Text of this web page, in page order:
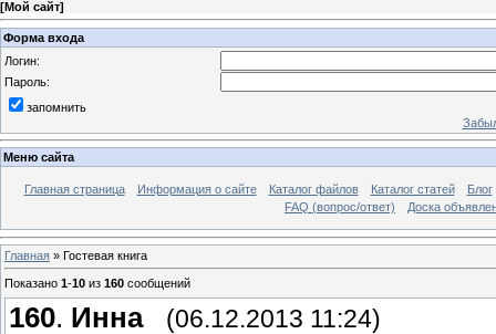
[Мой сайт]
Форма входа
Логин:
Пароль:
запомнить
Меню сайта
Главная страница Информация о сайте Каталог файлов Каталог статей
Блог
FAQ (вопрос/ответ)
Доска
Главная » Гостевая книга
Показано 1-10 из 160 сообщений
160. Инна (06.12.2013 11:24)